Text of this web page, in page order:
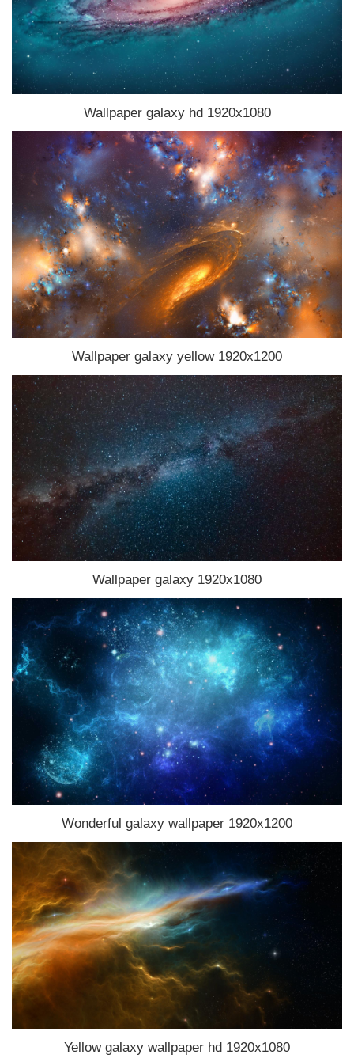
Wallpaper galaxy hd 1920x1080
Wallpaper galaxy yellow 1920x1200
Wallpaper galaxy 1920x1080
Wonderful galaxy wallpaper 1920x1200
Yellow galaxy wallpaper hd 1920x1080